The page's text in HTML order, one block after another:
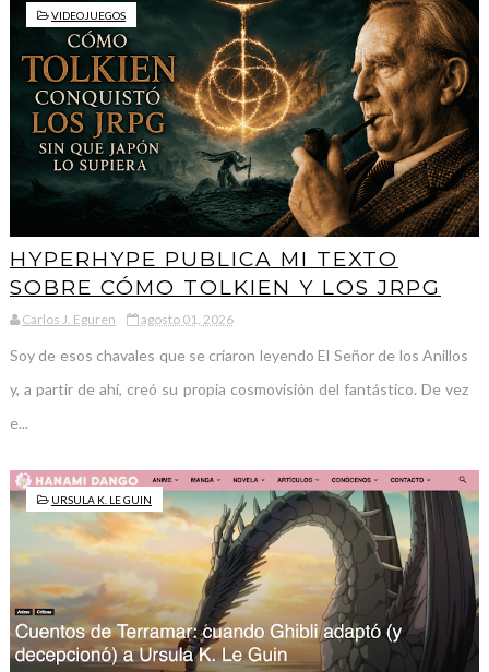
VIDEOJUEGOS
HYPERHYPE PUBLICA MI TEXTO
SOBRE CÓMO TOLKIEN Y LOS JRPG
Carlos J. Eguren agosto 01, 2026
Soy de esos chavales que se criaron leyendo El Señor de los Anillos
y, a partir de ahí, creó su propia cosmovisión del fantástico. De vez
e...
URSULA K. LE GUIN